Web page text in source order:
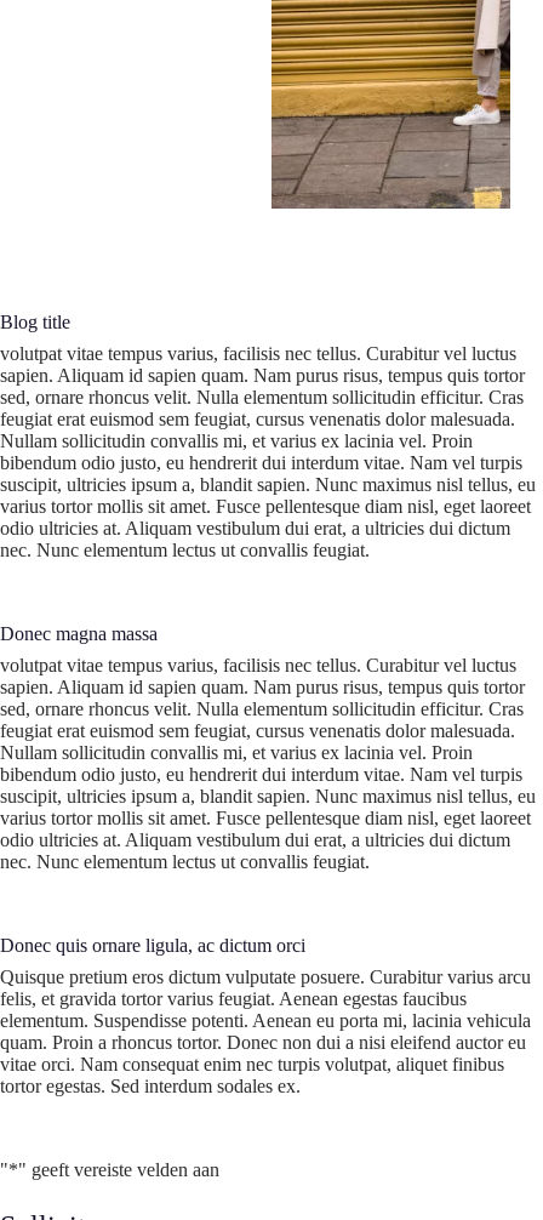
Blog title
volutpat vitae tempus varius, facilisis nec tellus. Curabitur vel luctus
sapien. Aliquam id sapien quam. Nam purus risus, tempus quis tortor
sed, ornare rhoncus velit. Nulla elementum sollicitudin efficitur. Cras
feugiat erat euismod sem feugiat, cursus venenatis dolor malesuada.
Nullam sollicitudin convallis mi, et varius ex lacinia vel. Proin
bibendum odio justo, eu hendrerit dui interdum vitae. Nam vel turpis
suscipit, ultricies ipsum a, blandit sapien. Nunc maximus nisl tellus, eu
varius tortor mollis sit amet. Fusce pellentesque diam nisl, eget laoreet
odio ultricies at. Aliquam vestibulum dui erat, a ultricies dui dictum
nec. Nunc elementum lectus ut convallis feugiat.
Donec magna massa
volutpat vitae tempus varius, facilisis nec tellus. Curabitur vel luctus
sapien. Aliquam id sapien quam. Nam purus risus, tempus quis tortor
sed, ornare rhoncus velit. Nulla elementum sollicitudin efficitur. Cras
feugiat erat euismod sem feugiat, cursus venenatis dolor malesuada.
Nullam sollicitudin convallis mi, et varius ex lacinia vel. Proin
bibendum odio justo, eu hendrerit dui interdum vitae. Nam vel turpis
suscipit, ultricies ipsum a, blandit sapien. Nunc maximus nisl tellus, eu
varius tortor mollis sit amet. Fusce pellentesque diam nisl, eget laoreet
odio ultricies at. Aliquam vestibulum dui erat, a ultricies dui dictum
nec. Nunc elementum lectus ut convallis feugiat.
Donec quis ornare ligula, ac dictum orci
Quisque pretium eros dictum vulputate posuere. Curabitur varius arcu
felis, et gravida tortor varius feugiat. Aenean egestas faucibus
elementum. Suspendisse potenti. Aenean eu porta mi, lacinia vehicula
quam. Proin a rhoncus tortor. Donec non dui a nisi eleifend auctor eu
vitae orci. Nam consequat enim nec turpis volutpat, aliquet finibus
tortor egestas. Sed interdum sodales ex.
"*" geeft vereiste velden aan